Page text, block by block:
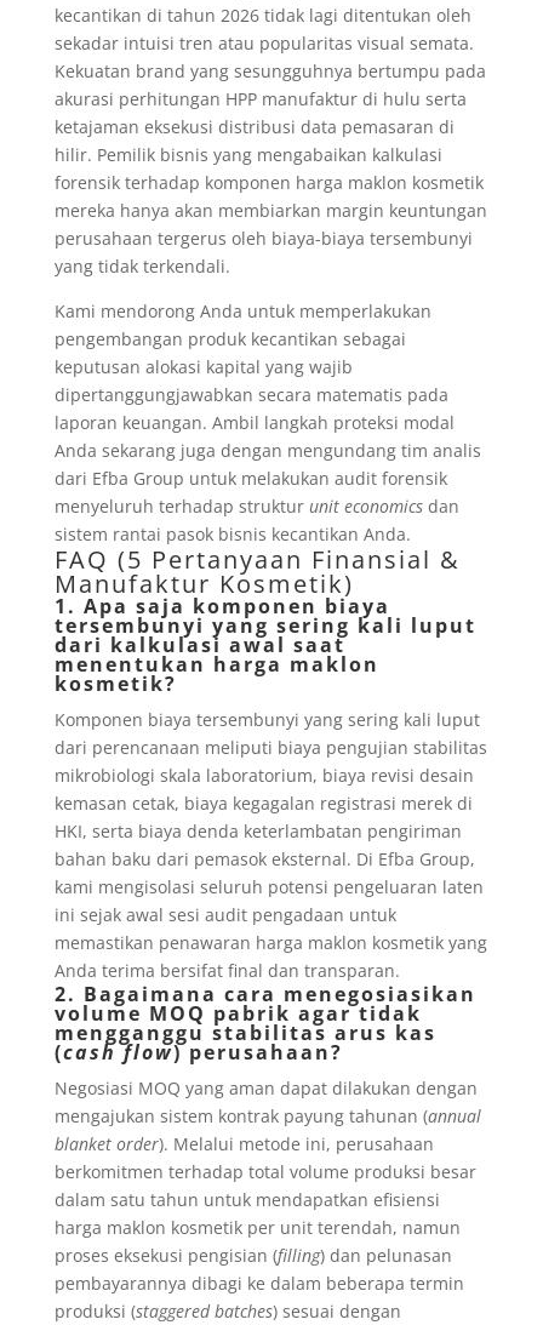
kecantikan di tahun 2026 tidak lagi ditentukan oleh
sekadar intuisi tren atau popularitas visual semata.
Kekuatan brand yang sesungguhnya bertumpu pada
akurasi perhitungan HPP manufaktur di hulu serta
ketajaman eksekusi distribusi data pemasaran di
hilir. Pemilik bisnis yang mengabaikan kalkulasi
forensik terhadap komponen harga maklon kosmetik
mereka hanya akan membiarkan margin keuntungan
perusahaan tergerus oleh biaya-biaya tersembunyi
yang tidak terkendali.
Kami mendorong Anda untuk memperlakukan
pengembangan produk kecantikan sebagai
keputusan alokasi kapital yang wajib
dipertanggungjawabkan secara matematis pada
laporan keuangan. Ambil langkah proteksi modal
Anda sekarang juga dengan mengundang tim analis
dari Efba Group untuk melakukan audit forensik
menyeluruh terhadap struktur unit economicsdan
sistem rantai pasok bisnis kecantikan Anda.
FAQ (5 Pertanyaan Finansial &
Manufaktur Kosmetik)
1. Apa saja komponen biaya
tersembunyi yang sering kali luput
dari kalkulasi awal saat
menentukan harga maklon
kosmetik?
Komponen biaya tersembunyi yang sering kali luput
dari perencanaan meliputi biaya pengujian stabilitas
mikrobiologi skala laboratorium, biaya revisi desain
kemasan cetak, biaya kegagalan registrasi merek di
HKI, serta biaya denda keterlambatan pengiriman
bahan baku dari pemasok eksternal. Di Efba Group,
kami mengisolasi seluruh potensi pengeluaran laten
ini sejak awal sesi audit pengadaan untuk
memastikan penawaran harga maklon kosmetik yang
Anda terima bersifat final dan transparan.
2. Bagaimana cara menegosiasikan
volume MOQ pabrik agar tidak
mengganggu stabilitas arus kas
(cash flow) perusahaan?
Negosiasi MOQ yang aman dapat dilakukan dengan
mengajukan sistem kontrak payung tahunan (annual
blanket order). Melalui metode ini, perusahaan
berkomitmen terhadap total volume produksi besar
dalam satu tahun untuk mendapatkan efisiensi
harga maklon kosmetik per unit terendah, namun
proses eksekusi pengisian (filling) dan pelunasan
pembayarannya dibagi ke dalam beberapa termin
produksi (staggered batches) sesuai dengan